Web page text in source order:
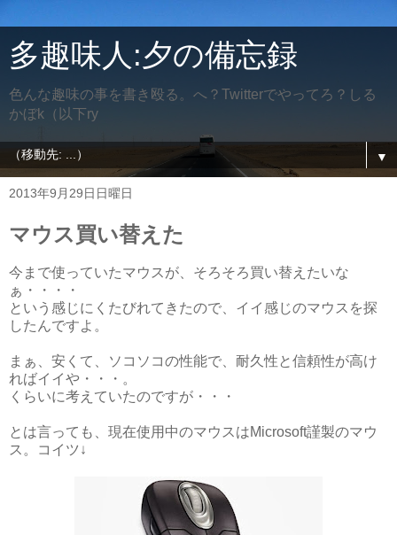
多趣味人:夕の備忘録
色んな趣味の事を書き殴る。へ？Twitterでやってろ？しる
かぼk（以下ry
▼
2013年9月29日日曜日
マウス買い替えた
今まで使っていたマウスが、そろそろ買い替えたいな
ぁ・・・・
という感じにくたびれてきたので、イイ感じのマウスを探
したんですよ。
まぁ、安くて、ソコソコの性能で、耐久性と信頼性が高け
ればイイや・・・。
くらいに考えていたのですが・・・
とは言っても、現在使用中のマウスはMicrosoft謹製のマウ
ス。コイツ↓